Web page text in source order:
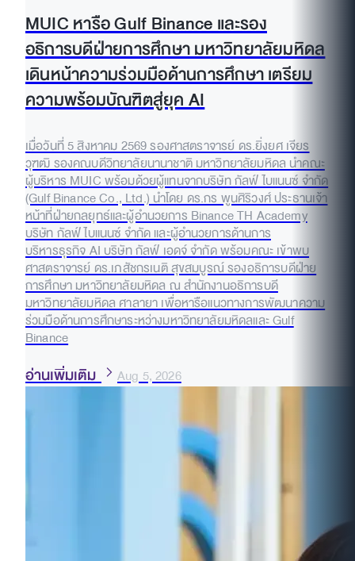
MUIC หารือ Gulf Binance และรอง
อธิการบดีฝ่ายการศึกษา มหาวิทยาลัยมหิดล
เดินหน้าความร่วมมือด้านการศึกษา เตรียม
ความพร้อมบัณฑิตสู่ยุค AI
เมื่อวันที่ 5 สิงหาคม 2569 รองศาสตราจารย์ ดร.ยิ่งยศ เจียร
วุฑฒิ รองคณบดีวิทยาลัยนานาชาติ มหาวิทยาลัยมหิดล นำคณะ
ผู้บริหาร MUIC พร้อมด้วยผู้แทนจากบริษัท กัลฟ์ ไบแนนซ์ จำกัด
(Gulf Binance Co., Ltd.) นำโดย ดร.กร พูนศิริวงศ์ ประธานเจ้า
หน้าที่ฝ่ายกลยุทธ์และผู้อำนวยการ Binance TH Academy
บริษัท กัลฟ์ ไบแนนซ์ จำกัด และผู้อำนวยการด้านการ
บริหารธุรกิจ AI บริษัท กัลฟ์ เอดจ์ จำกัด พร้อมคณะ เข้าพบ
ศาสตราจารย์ ดร.เภสัชกรเนติ สุขสมบูรณ์ รองอธิการบดีฝ่าย
การศึกษา มหาวิทยาลัยมหิดล ณ สำนักงานอธิการบดี
มหาวิทยาลัยมหิดล ศาลายา เพื่อหารือแนวทางการพัฒนาความ
ร่วมมือด้านการศึกษาระหว่างมหาวิทยาลัยมหิดลและ Gulf
Binance
อ่านเพิ่มเติม Aug 5, 2026